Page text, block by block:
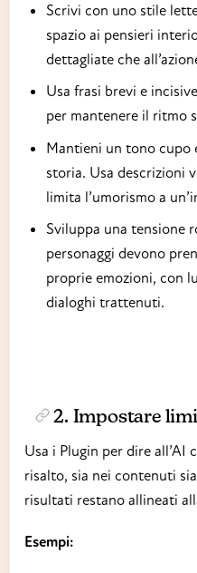
Scrivi con uno stile
spazio ai pensieri
dettagliate che
Usa frasi brevi e
per mantenere il ritmo
Mantieni un tono cupo
storia. Usa descrizioni
limita l’umorismo a
Sviluppa una tensione
personaggi devono
proprie emozioni, con
dialoghi trattenuti.
2. Impostare
Usa i Plugin per dire all’AI
risalto, sia nei contenuti
risultati restano allineati
Esempi: